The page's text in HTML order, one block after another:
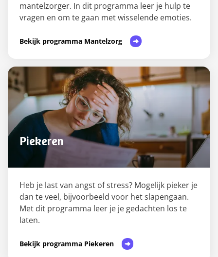
mantelzorger. In dit programma leer je hulp te
vragen en om te gaan met wisselende emoties.
Bekijk programma Mantelzorg
Piekeren
Heb je last van angst of stress? Mogelijk pieker je
dan te veel, bijvoorbeeld voor het slapengaan.
Met dit programma leer je je gedachten los te
laten.
Bekijk programma Piekeren